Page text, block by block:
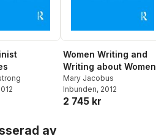
Women Writing and
Writing about Women
Mary Jacobus
Inbunden, 2012
2 745 kr
av